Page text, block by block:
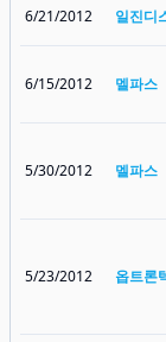
6/21/2012 일진디
6/15/2012 멜파스
5/30/2012 멜파스
5/23/2012 옵트론